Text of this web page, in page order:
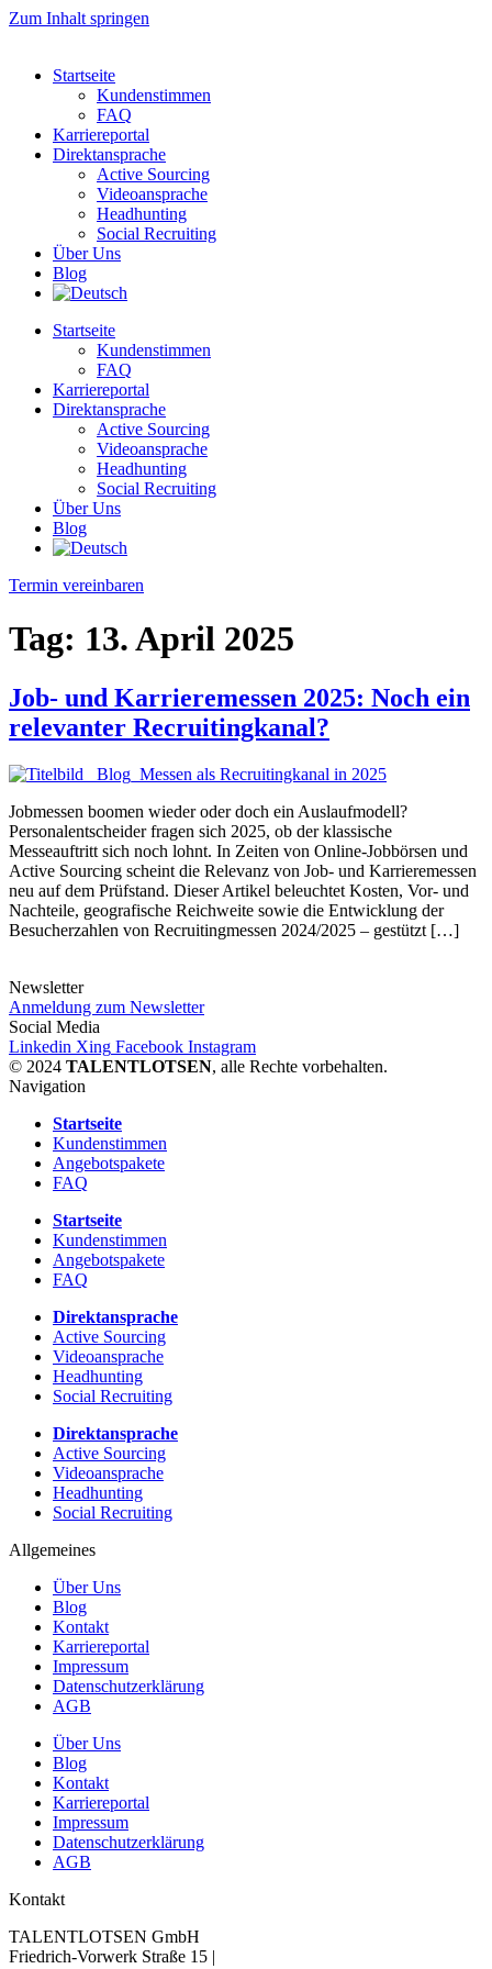
Zum Inhalt springen
Startseite
Kundenstimmen
FAQ
Karriereportal
Direktansprache
Active Sourcing
Videoansprache
Headhunting
Social Recruiting
Über Uns
Blog
Startseite
Kundenstimmen
FAQ
Karriereportal
Direktansprache
Active Sourcing
Videoansprache
Headhunting
Social Recruiting
Über Uns
Blog
Termin vereinbaren
Tag: 13. April 2025
Job- und Karrieremessen 2025: Noch ein
relevanter Recruitingkanal?
Jobmessen boomen wieder oder doch ein Auslaufmodell?
Personalentscheider fragen sich 2025, ob der klassische
Messeauftritt sich noch lohnt. In Zeiten von Online-Jobbörsen und
Active Sourcing scheint die Relevanz von Job- und Karrieremessen
neu auf dem Prüfstand. Dieser Artikel beleuchtet Kosten, Vor- und
Nachteile, geografische Reichweite sowie die Entwicklung der
Besucherzahlen von Recruitingmessen 2024/2025 – gestützt […]
Newsletter
Anmeldung zum Newsletter
Social Media
Linkedin Xing Facebook Instagram
© 2024 TALENTLOTSEN, alle Rechte vorbehalten.
Navigation
Startseite
Kundenstimmen
Angebotspakete
FAQ
Startseite
Kundenstimmen
Angebotspakete
FAQ
Direktansprache
Active Sourcing
Videoansprache
Headhunting
Social Recruiting
Direktansprache
Active Sourcing
Videoansprache
Headhunting
Social Recruiting
Allgemeines
Über Uns
Blog
Kontakt
Karriereportal
Impressum
Datenschutzerklärung
AGB
Über Uns
Blog
Kontakt
Karriereportal
Impressum
Datenschutzerklärung
AGB
Kontakt
TALENTLOTSEN GmbH
Friedrich-Vorwerk Straße 15 |